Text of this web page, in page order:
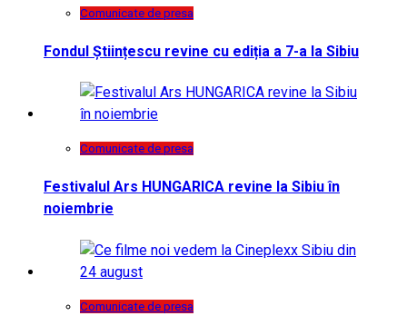
Comunicate de presa
Fondul Științescu revine cu ediția a 7-a la Sibiu
Comunicate de presa
Festivalul Ars HUNGARICA revine la Sibiu în
noiembrie
Comunicate de presa